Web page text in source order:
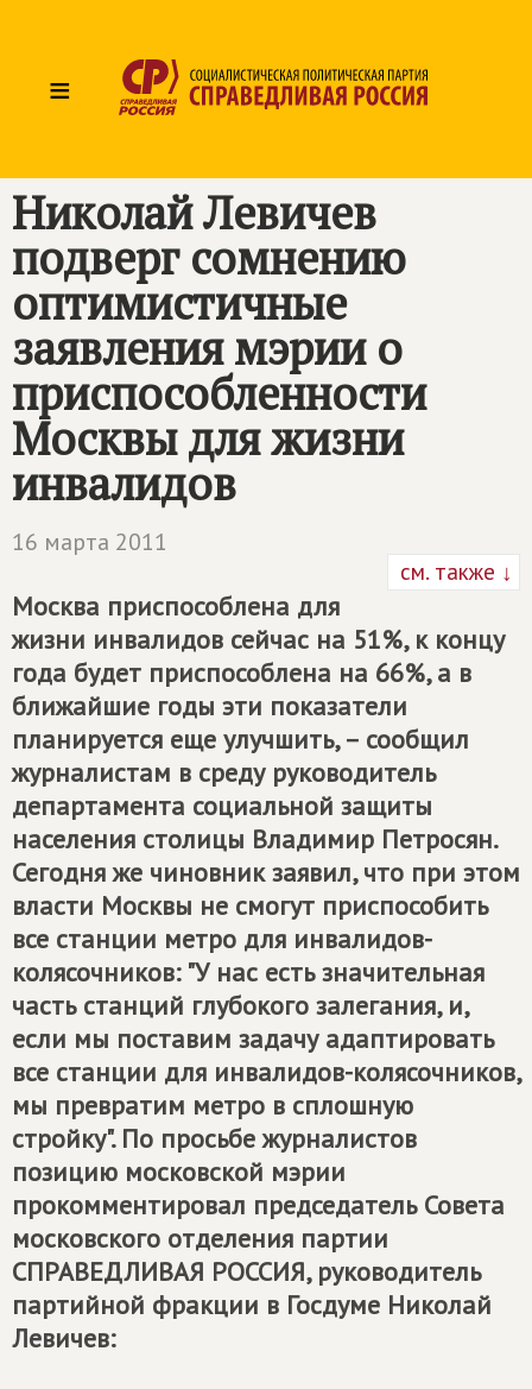
≡
Николай Левичев
подверг сомнению
оптимистичные
заявления мэрии о
приспособленности
Москвы для жизни
инвалидов
16 марта 2011
см. также ↓
Москва приспособлена для
жизни инвалидов сейчас на 51%, к концу
года будет приспособлена на 66%, а в
ближайшие годы эти показатели
планируется еще улучшить, – сообщил
журналистам в среду руководитель
департамента социальной защиты
населения столицы Владимир Петросян.
Сегодня же чиновник заявил, что при этом
власти Москвы не смогут приспособить
все станции метро для инвалидов-
колясочников: "У нас есть значительная
часть станций глубокого залегания, и,
если мы поставим задачу адаптировать
все станции для инвалидов-колясочников,
мы превратим метро в сплошную
стройку". По просьбе журналистов
позицию московской мэрии
прокомментировал председатель Совета
московского отделения партии
СПРАВЕДЛИВАЯ РОССИЯ, руководитель
партийной фракции в Госдуме Николай
Левичев: